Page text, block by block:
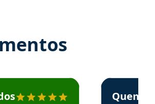
recomenda o Aprova Concursos em
Estudante
Quem